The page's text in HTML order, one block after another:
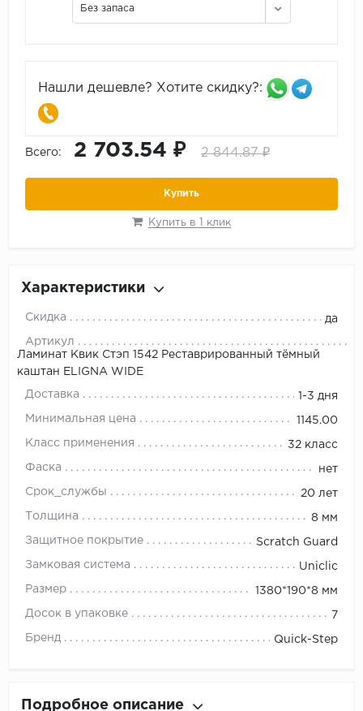
Без запаса
Нашли дешевле? Хотите скидку?:
Всего: 2 703.54 ₽ 2 844.87 ₽
Купить
Купить в 1 клик
Характеристики
Скидка да
Артикул
Ламинат Квик Стэп 1542 Реставрированный тёмный
каштан ELIGNA WIDE
Доставка 1-3 дня
Минимальная цена 1145.00
Класс применения 32 класс
Фаска нет
Срок_службы 20 лет
Толщина 8 мм
Защитное покрытие Scratch Guard
Замковая система Uniclic
Размер 1380*190*8 мм
Досок в упаковке 7
Бренд Quick-Step
Подробное описание